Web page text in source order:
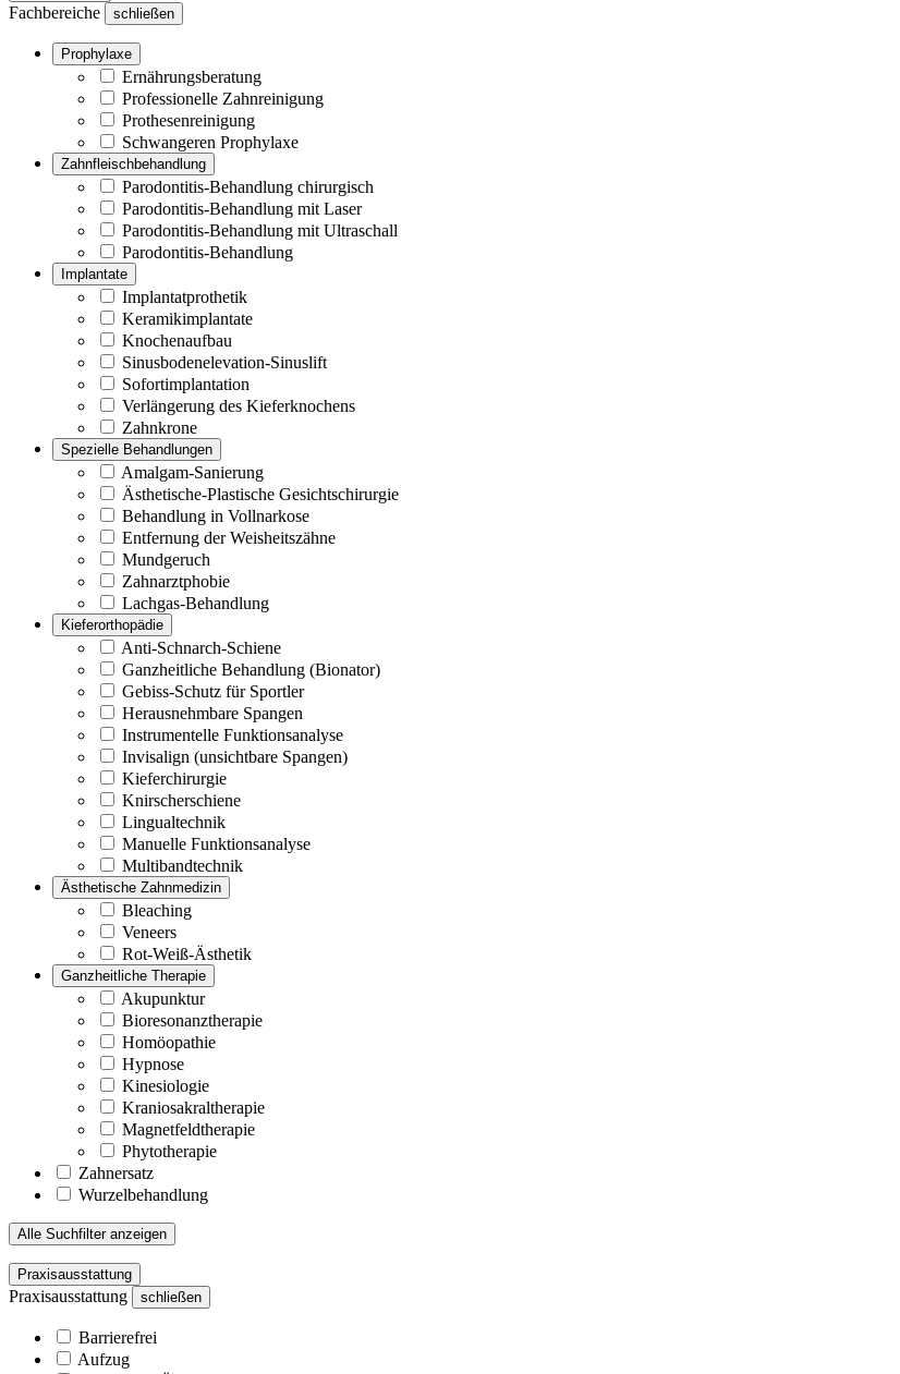
Fachbereiche schließen
Prophylaxe
Ernährungsberatung
Professionelle Zahnreinigung
Prothesenreinigung
Schwangeren Prophylaxe
Zahnfleischbehandlung
Parodontitis-Behandlung chirurgisch
Parodontitis-Behandlung mit Laser
Parodontitis-Behandlung mit Ultraschall
Parodontitis-Behandlung
Implantate
Implantatprothetik
Keramikimplantate
Knochenaufbau
Sinusbodenelevation-Sinuslift
Sofortimplantation
Verlängerung des Kieferknochens
Zahnkrone
Spezielle Behandlungen
Amalgam-Sanierung
Ästhetische-Plastische Gesichtschirurgie
Behandlung in Vollnarkose
Entfernung der Weisheitszähne
Mundgeruch
Zahnarztphobie
Lachgas-Behandlung
Kieferorthopädie
Anti-Schnarch-Schiene
Ganzheitliche Behandlung (Bionator)
Gebiss-Schutz für Sportler
Herausnehmbare Spangen
Instrumentelle Funktionsanalyse
Invisalign (unsichtbare Spangen)
Kieferchirurgie
Knirscherschiene
Lingualtechnik
Manuelle Funktionsanalyse
Multibandtechnik
Ästhetische Zahnmedizin
Bleaching
Veneers
Rot-Weiß-Ästhetik
Ganzheitliche Therapie
Akupunktur
Bioresonanztherapie
Homöopathie
Hypnose
Kinesiologie
Kraniosakraltherapie
Magnetfeldtherapie
Phytotherapie
Zahnersatz
Wurzelbehandlung
Alle Suchfilter anzeigen
Praxisausstattung
Praxisausstattung schließen
Barrierefrei
Aufzug